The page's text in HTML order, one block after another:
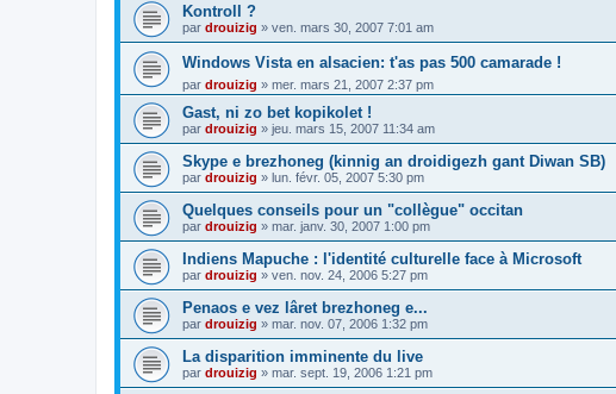
Kontroll ?
par drouizig » ven. mars 30, 2007 7:01 am
Windows Vista en alsacien: t'as pas 500 camarade !
par drouizig » mer. mars 21, 2007 2:37 pm
Gast, ni zo bet kopikolet !
par drouizig » jeu. mars 15, 2007 11:34 am
Skype e brezhoneg (kinnig an droidigezh gant Diwan SB)
par drouizig » lun. févr. 05, 2007 5:30 pm
Quelques conseils pour un "collègue" occitan
par drouizig » mar. janv. 30, 2007 1:00 pm
Indiens Mapuche : l'identité culturelle face à Microsoft
par drouizig » ven. nov. 24, 2006 5:27 pm
Penaos e vez lâret brezhoneg e...
par drouizig » mar. nov. 07, 2006 1:32 pm
La disparition imminente du live
par drouizig » mar. sept. 19, 2006 1:21 pm